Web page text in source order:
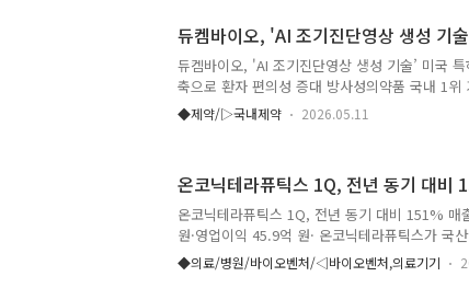
달 기술인 엑소좀을 접목한 ‘cADPR Exo™’를 세
필드가 처음으로 선보이는 프로페셔널 라인으로
어를 일상에서 재현할 수 있도록 설계한 것이 특
듀켐바이오, 'AI 조기진단영상 생성 기
듀켐바이오, 'AI 조기진단영상 생성 기술’ 미국
축으로 환자 편의성 증대 방사성의약품 국내 1위
우)의 100% 자회사인 라디오디엔에스랩스
단 기반 기술 ‘AI 조기진단영상 생성 기술’에 대
오가 글로벌 판권을 보유한 파킨슨병 진단제
미 아태 지역 12개국에서 처방 검증을 마쳤으며,
에 진입장벽이 마련됐다. 후발 경쟁사가 유사한
◆제약/▷국내제약 2026.05.11
온코닉테라퓨틱스 1Q, 전년 동기 대비
온코닉테라퓨틱스 1Q, 전년 동기 대비 151% 매
원·영업이익 45.9억 원· 온코닉테라퓨틱스가 국
장에 힘입어 올해 1분기에도 견조한 실적 성장세
(코스닥 476060)는 2026년 1분기 매출 229.8억
◆의료/병원/바이오벤처/◁바이오벤처,의료기기